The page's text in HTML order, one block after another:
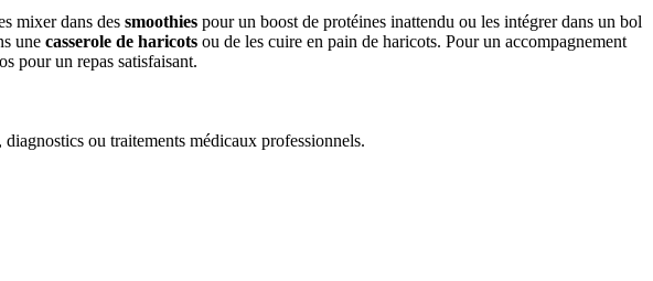
mixer dans des smoothies pour un boost de protéines inattendu ou les intégrer dans un bol
une casserole de haricots ou de les cuire en pain de haricots. Pour un accompagnement
pour un repas satisfaisant.
ou traitements médicaux professionnels.